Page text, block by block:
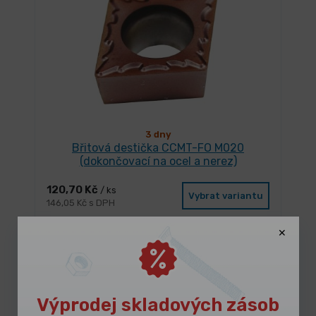
3 dny
Břitová destička CCMT-FO M020
(dokončovací na ocel a nerez)
120,70 Kč / ks
146,05 Kč s DPH
Vybrat variantu
Výprodej skladových zásob